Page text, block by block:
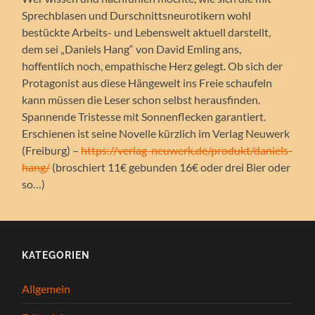
Sprechblasen und Durschnittsneurotikern wohl
bestückte Arbeits- und Lebenswelt aktuell darstellt,
dem sei „Daniels Hang“ von David Emling ans,
hoffentlich noch, empathische Herz gelegt. Ob sich der
Protagonist aus diese Hängewelt ins Freie schaufeln
kann müssen die Leser schon selbst herausfinden.
Spannende Tristesse mit Sonnenflecken garantiert.
Erschienen ist seine Novelle kürzlich im Verlag Neuwerk
(Freiburg) –https://verlag-neuwerk.de/produkt/daniels-
hang/(broschiert 11€ gebunden 16€ oder drei Bier oder
so…)
KATEGORIEN
Allgemein